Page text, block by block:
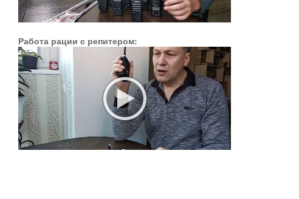
Работа рации с репитером: